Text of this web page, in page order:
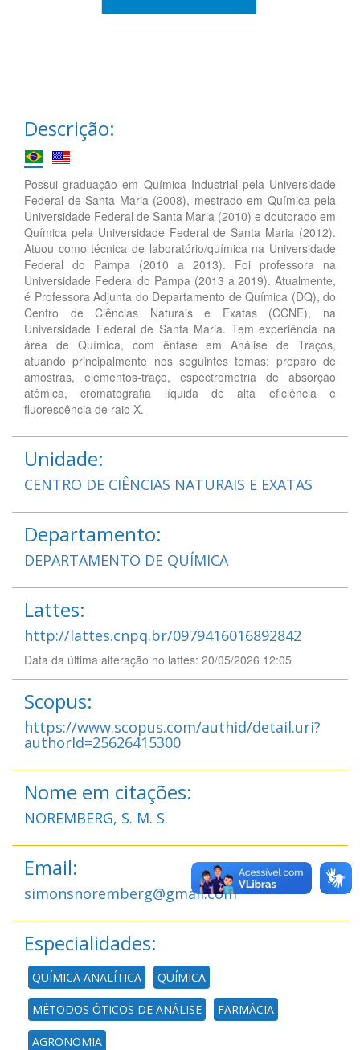
Descrição:
Possui graduação em Química Industrial pela Universidade
Federal de Santa Maria (2008), mestrado em Química pela
Universidade Federal de Santa Maria (2010) e doutorado em
Química pela Universidade Federal de Santa Maria (2012).
Atuou como técnica de laboratório/química na Universidade
Federal do Pampa (2010 a 2013). Foi professora na
Universidade Federal do Pampa (2013 a 2019). Atualmente,
é Professora Adjunta do Departamento de Química (DQ), do
Centro de Ciências Naturais e Exatas (CCNE), na
Universidade Federal de Santa Maria. Tem experiência na
área de Química, com ênfase em Análise de Traços,
atuando principalmente nos seguintes temas: preparo de
amostras, elementos-traço, espectrometria de absorção
atômica, cromatografia líquida de alta eficiência e
fluorescência de raio X.
Unidade:
CENTRO DE CIÊNCIAS NATURAIS E EXATAS
Departamento:
DEPARTAMENTO DE QUÍMICA
Lattes:
http://lattes.cnpq.br/0979416016892842
Data da última alteração no lattes: 20/05/2026 12:05
Scopus:
https://www.scopus.com/authid/detail.uri?
authorId=25626415300
Nome em citações:
NOREMBERG, S. M. S.
Email:
simonsnoremberg@gmail.com
Especialidades:
QUÍMICA ANALÍTICA QUÍMICA
MÉTODOS ÓTICOS DE ANÁLISE FARMÁCIA
AGRONOMIA